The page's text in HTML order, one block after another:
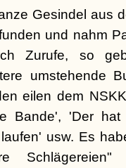
Gesindel aus
und nahm
Zurufe, so
umstehende
eilen dem
Bande', 'Der hat
usw. Es